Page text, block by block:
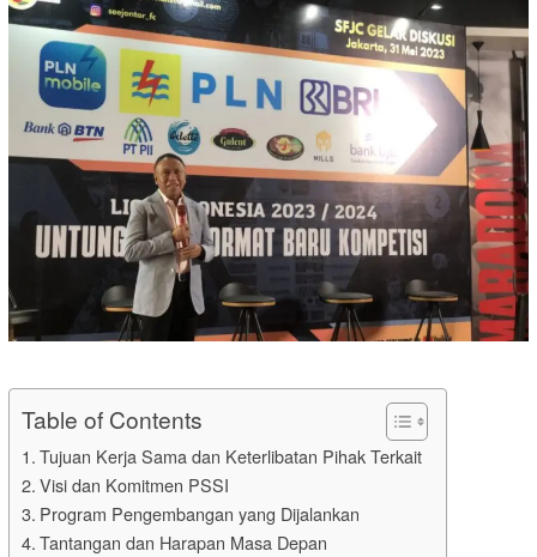
Table of Contents
Tujuan Kerja Sama dan Keterlibatan Pihak Terkait
Visi dan Komitmen PSSI
Program Pengembangan yang Dijalankan
Tantangan dan Harapan Masa Depan